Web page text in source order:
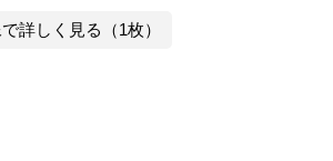
詳しく見る（1枚）